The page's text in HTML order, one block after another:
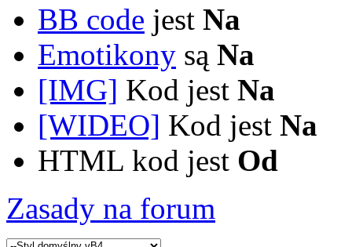
BB code jest Na
Emotikony są Na
[IMG] Kod jest Na
[WIDEO] Kod jest Na
HTML kod jest Od
Zasady na forum